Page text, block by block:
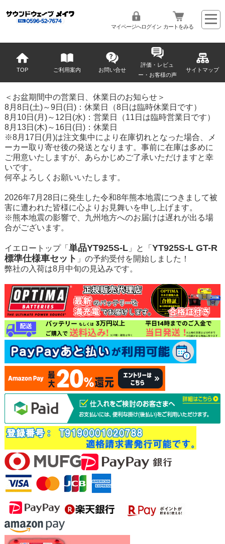
マイページへログイン カートをみる
TOP ご利用案内 お問い合せ
評価・レビュ
ー・お客様の声
サイトマップ
＜お盆期間中の営業日、休業日のお知らせ＞
8月8日(土)～9日(日)：休業日（8日は臨時休業日です）
8月10日(月)～12日(水)：営業日（11日は臨時営業日です）
8月13日(木)～16日(日)：休業日
※8月17日(月)は注文集中により在庫切れとなった場合、メ
ーカー取り寄せ後の発送となります。事前に在庫は多めに
ご用意いたしますが、あらかじめご了承いただけますと幸
いです。
何卒よろしくお願いいたします。
2026年7月28日に発生した令和8年熊本地震につきまして被
害に遭われた皆様に心よりお見舞いを申し上げます。
※熊本地震の影響で、九州地方へのお届けは遅れが出る場
合がございます。
イエロートップ「 単品YT925S-L」と「 YT925S-L GT-R
標準仕様車セット 」の予約受付を開始しました！
弊社の入荷は8月中旬の見込みです。